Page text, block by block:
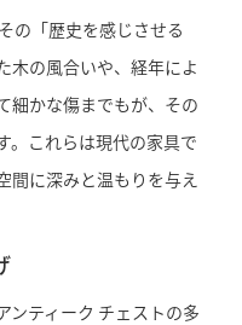
の「歴史を感じさせる
木の風合いや、経年によ
細かな傷までもが、その
。これらは現代の家具で
間に深みと温もりを与え
ンティーク チェストの多